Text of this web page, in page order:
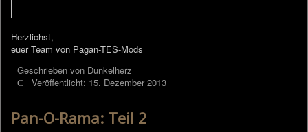
Herzlichst,
euer Team von Pagan-TES-Mods
Geschrieben von Dunkelherz
Veröffentlicht: 15. Dezember 2013
Pan-O-Rama: Teil 2